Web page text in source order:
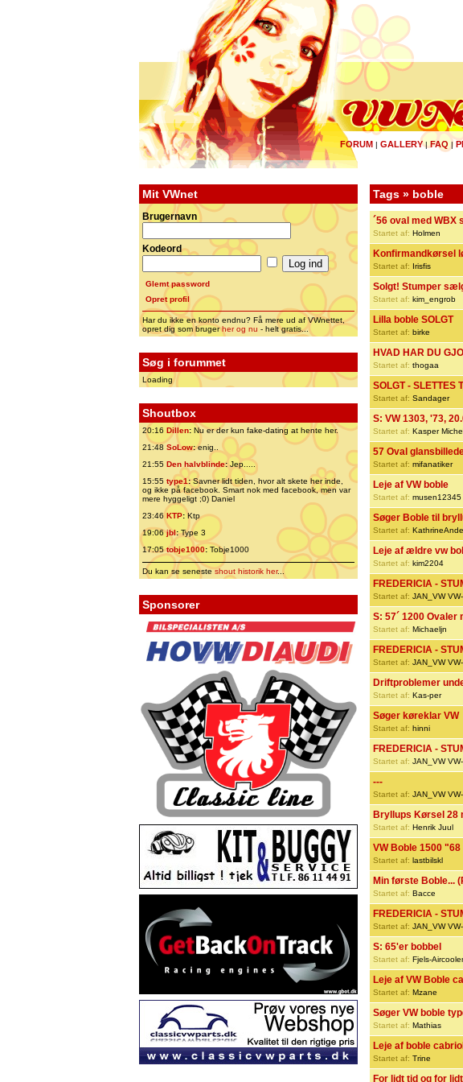
FORUM | GALLERY|FAQ |
Mit VWnet
Brugernavn
Kodeord
Glemt password
Opret profil
Har du ikke en konto endnu? Få mere ud af VWnettet,
opret dig som brugerher og nu - helt gratis...
Søg i forummet
Loading
Shoutbox
20:16 Dillen: Nu er der kun fake-dating at hente her.
21:48 SoLow:enig..
21:55 Den halvblinde:Jep.....
15:55 type1:Savner lidt tiden, hvor alt skete her inde,
og ikke på facebook. Smart nok med facebook, men var
mere hyggeligt ;0) Daniel
23:46 KTP:Ktp
19:06jbl:Type 3
17:05tobje1000: Tobje1000
Du kan se senesteshout historik her...
Sponsorer
Tags » boble
´56 oval med WBX
Startet af: Holmen
Konfirmandkørsel
Startet af: Irisfis
Solgt! Stumper
Startet af: kim_engrob
Lilla boble SOLGT
Startet af: birke
HVAD HAR DU
Startet af: thogaa
SOLGT -
Startet af: Sandager
S: VW 1303, '73,
Startet af: Kasper
57 Oval
Startet af: mifanatiker
Leje af VW boble
Startet af: musen12345
Søger Boble til
Startet af:
Leje af ældre vw
Startet af: kim2204
FREDERICIA -
Startet af: JAN_VW
S: 57´ 1200 Ovaler
Startet af: Michaeljn
FREDERICIA -
Startet af: JAN_VW
Driftproblemer
Startet af: Kas-per
Søger køreklar VW
Startet af: hinni
FREDERICIA -
Startet af: JAN_VW
---
Startet af: JAN_VW
Bryllups Kørsel 28
Startet af: Henrik Juul
VW Boble 1500 "68
Startet af: lastbilskl
Min første Boble...
Startet af: Bacce
FREDERICIA -
Startet af: JAN_VW
S: 65'er bobbel
Startet af: Fjels-Aircooler
Leje af VW Boble
Startet af: Mzane
Søger VW boble
Startet af: Mathias
Leje af boble
Startet af: Trine
For lidt tid og for